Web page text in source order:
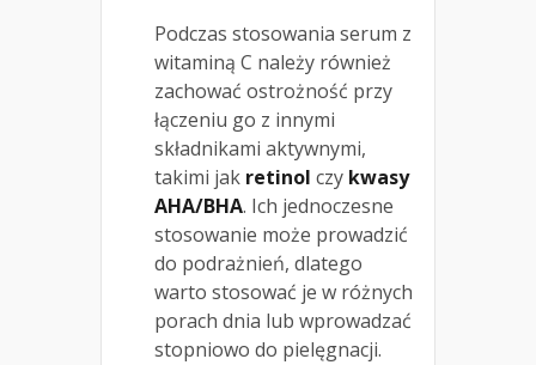
Podczas stosowania serum z
witaminą C należy również
zachować ostrożność przy
łączeniu go z innymi
składnikami aktywnymi,
takimi jak retinol czy kwasy
AHA/BHA. Ich jednoczesne
stosowanie może prowadzić
do podrażnień, dlatego
warto stosować je w różnych
porach dnia lub wprowadzać
stopniowo do pielęgnacji.